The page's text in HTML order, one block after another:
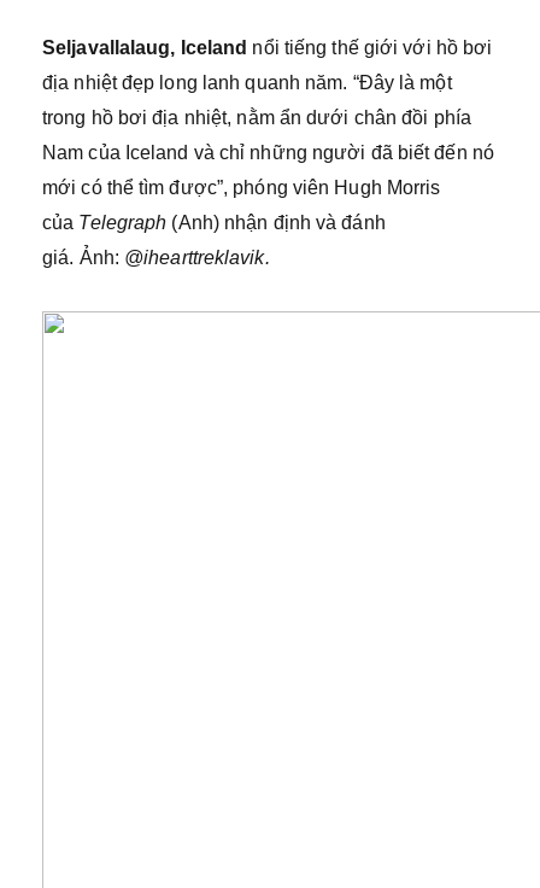
Seljavallalaug, Iceland nổi tiếng thế giới với hồ bơi
địa nhiệt đẹp long lanh quanh năm. “Đây là một
trong hồ bơi địa nhiệt, nằm ẩn dưới chân đồi phía
Nam của Iceland và chỉ những người đã biết đến nó
mới có thể tìm được”, phóng viên Hugh Morris
của Telegraph (Anh) nhận định và đánh
giá. Ảnh: @ihearttreklavik.